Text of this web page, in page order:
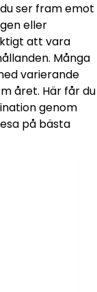
ser fram emot
eller
att vara
Många
varierande
året. Här får du
genom
på bästa